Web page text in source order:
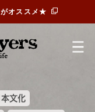
本文化
オススメ★